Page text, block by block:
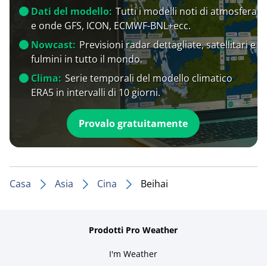
Dati del modello: Tutti i modelli noti di atmosfera
e onde GFS, ICON, ECMWF-BNL+ecc.
Nowcast: Previsioni radar dettagliate, satellitari e
fulmini in tutto il mondo.
Clima: Serie temporali del modello climatico
ERA5 in intervalli di 10 giorni.
Provalo gratuitamente
Casa Asia Cina Beihai
Prodotti Pro Weather
I'm Weather